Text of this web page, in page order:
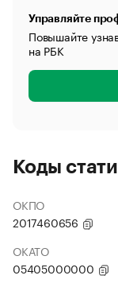
Управляйте
Повышайте
на РБК
Коды
ОКПО
2017460656
ОКАТО
05405000000